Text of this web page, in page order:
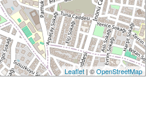
Leaflet| ©OpenStreetMap